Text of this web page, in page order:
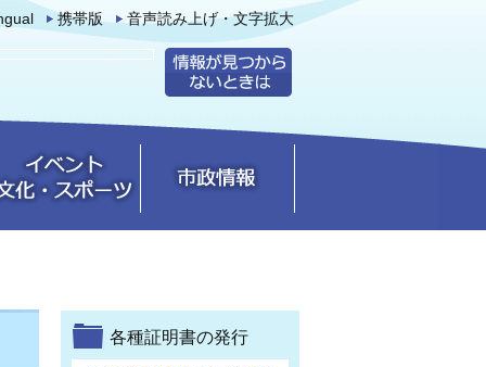
携帯版 音声読み上げ・文字拡大
各種証明書の発行